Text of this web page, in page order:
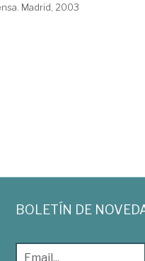
Madrid, 2003
BOLETÍN DE